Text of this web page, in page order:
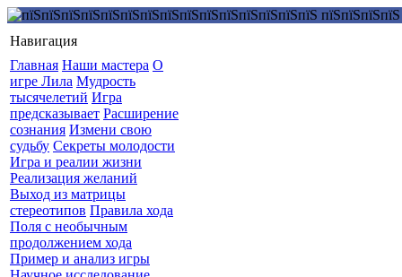
Навигация
Главная Наши мастера О
игре Лила Мудрость
тысячелетий Игра
предсказывает Расширение
сознания Измени свою
судьбу Секреты молодости
Игра и реалии жизни
Реализация желаний
Выход из матрицы
стереотипов Правила хода
Поля с необычным
продолжением хода
Пример и анализ игры